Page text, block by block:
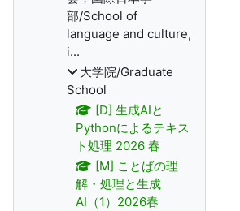
部/School of
language and culture,
i...
大学院/Graduate
School
[D] 生成AIと
Pythonによるテキス
ト処理 2026 春
[M] ことばの理
解・処理と生成
AI（1）2026春